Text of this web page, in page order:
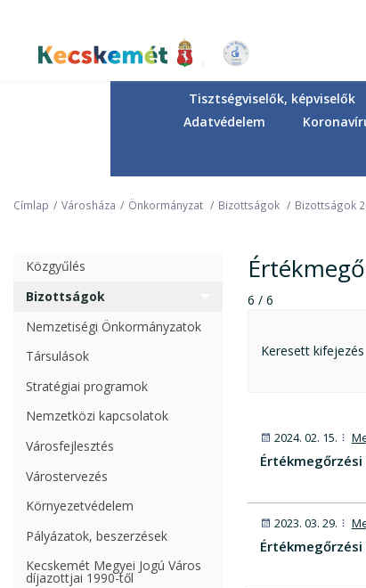
tartalomra
Kecskemét Város Honlapja
Tisztségviselők, képviselők
Adatvédelem
Címlap Városháza Önkormányzat Bizottságok Bizottságok
Közgyűlés
Bizottságok
Nemzetiségi Önkormányzatok
Társulások
Stratégiai programok
Nemzetközi kapcsolatok
Városfejlesztés
Várostervezés
Környezetvédelem
Pályázatok, beszerzések
Kecskemét Megyei Jogú Város
díjazottjai 1990-től
6 / 6
Keresett kifejezés
2024. 02. 15.
2023. 03. 29.